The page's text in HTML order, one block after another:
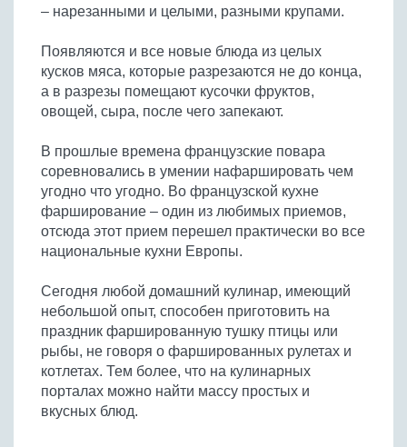
– нарезанными и целыми, разными крупами.
Появляются и все новые блюда из целых
кусков мяса, которые разрезаются не до конца,
а в разрезы помещают кусочки фруктов,
овощей, сыра, после чего запекают.
В прошлые времена французские повара
соревновались в умении нафаршировать чем
угодно что угодно. Во французской кухне
фарширование – один из любимых приемов,
отсюда этот прием перешел практически во все
национальные кухни Европы.
Сегодня любой домашний кулинар, имеющий
небольшой опыт, способен приготовить на
праздник фаршированную тушку птицы или
рыбы, не говоря о фаршированных рулетах и
котлетах. Тем более, что на кулинарных
порталах можно найти массу простых и
вкусных блюд.